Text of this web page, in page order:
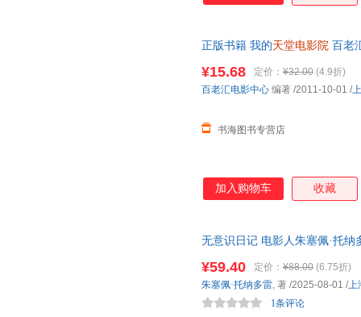
正版书籍 我的天堂电影院 百老
¥15.68 定价： ¥32.00 (4.9折)
书海图书专营店
百老汇电影中心 编著 /2011-10-01 /
加入购物车 收藏
无意识日记 电影人朱塞佩·托
¥59.40 定价： ¥88.00 (6.75折)
1条评论
朱塞佩·托纳多雷, 著 /2025-08-01 /上